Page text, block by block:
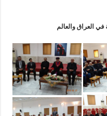
العراق والعالم